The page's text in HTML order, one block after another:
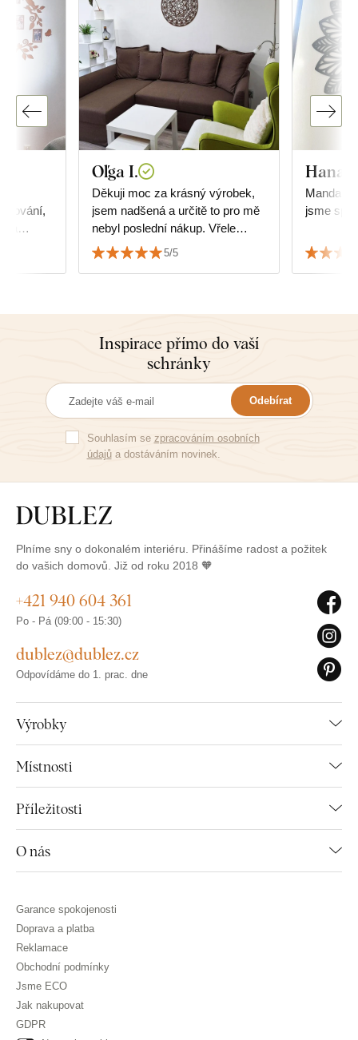
Oľga I.
Děkuji moc za krásný výrobek,
jsem nadšená a určitě to pro mě
nebyl poslední nákup. Vřele
doporučuji!
5/5
Hana
Mandala
jsme
Inspirace přímo do vaší
schránky
Odebírat
Souhlasím se zpracováním osobních
údajůa dostáváním novinek.
Plníme sny o dokonalém interiéru. Přinášíme radost a požitek
do vašich domovů. Již od roku 2018 🧡
Výrobky
Místnosti
Příležitosti
O nás
+421 940 604 361
Po - Pá (09:00 - 15:30)
dublez@dublez.cz
Odpovídáme do 1. prac. dne
Garance spokojenosti
Doprava a platba
Reklamace
Obchodní podmínky
Jsme ECO
Jak nakupovat
GDPR